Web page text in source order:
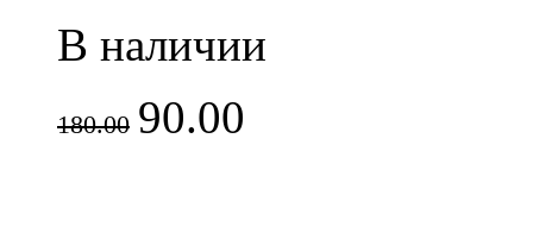
В наличии
180.00 90.00